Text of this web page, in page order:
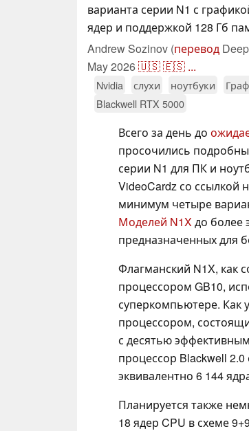
варианта серии N1 с
ядер и поддержкой 128 Гб
Andrew Sozinov (перевод
May 2026🇺🇸🇪🇸 ...
Nvidia слухи ноутбуки
Blackwell RTX 5000
Всего за день до
просочились
серии N1 для ПК и
VideoCardz со ссылкой
минимум четыре
Моделей N1Xдо более
предназначенных для
Флагманский N1X, как
процессором GB10,
суперкомпьютере. Как
процессором,
с десятью
процессор Blackwell
эквивалентно 6 144
Планируется также
18 ядер CPU в схеме